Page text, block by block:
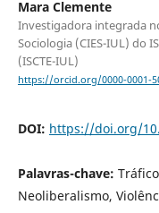
Mara Clemente
Investigadora integrada
Sociologia (CIES-IUL) do
(ISCTE-IUL)
https://orcid.org/0000-0001-
DOI: https://doi.org/
Palavras-chave:
Neoliberalismo,